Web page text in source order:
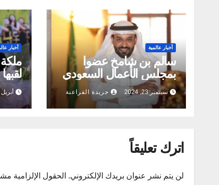
أخبار عالمية
سالم بن شامخ عضوا
بمجلس الأعمال السعودي
الكندي
سبتمبر 23, 2024 جريدة الفراعنة
أخبار
أبريل 11, 2024
اترك تعليقاً
لن يتم نشر عنوان بريدك الإلكتروني. الحقول الإلزامية